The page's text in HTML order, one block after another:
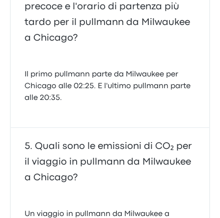
precoce e l'orario di partenza più
tardo per il pullmann da Milwaukee
a Chicago?
Il primo pullmann parte da Milwaukee per
Chicago alle 02:25. E l'ultimo pullmann parte
alle 20:35.
Quali sono le emissioni di CO₂ per
il viaggio in pullmann da Milwaukee
a Chicago?
Un viaggio in pullmann da Milwaukee a